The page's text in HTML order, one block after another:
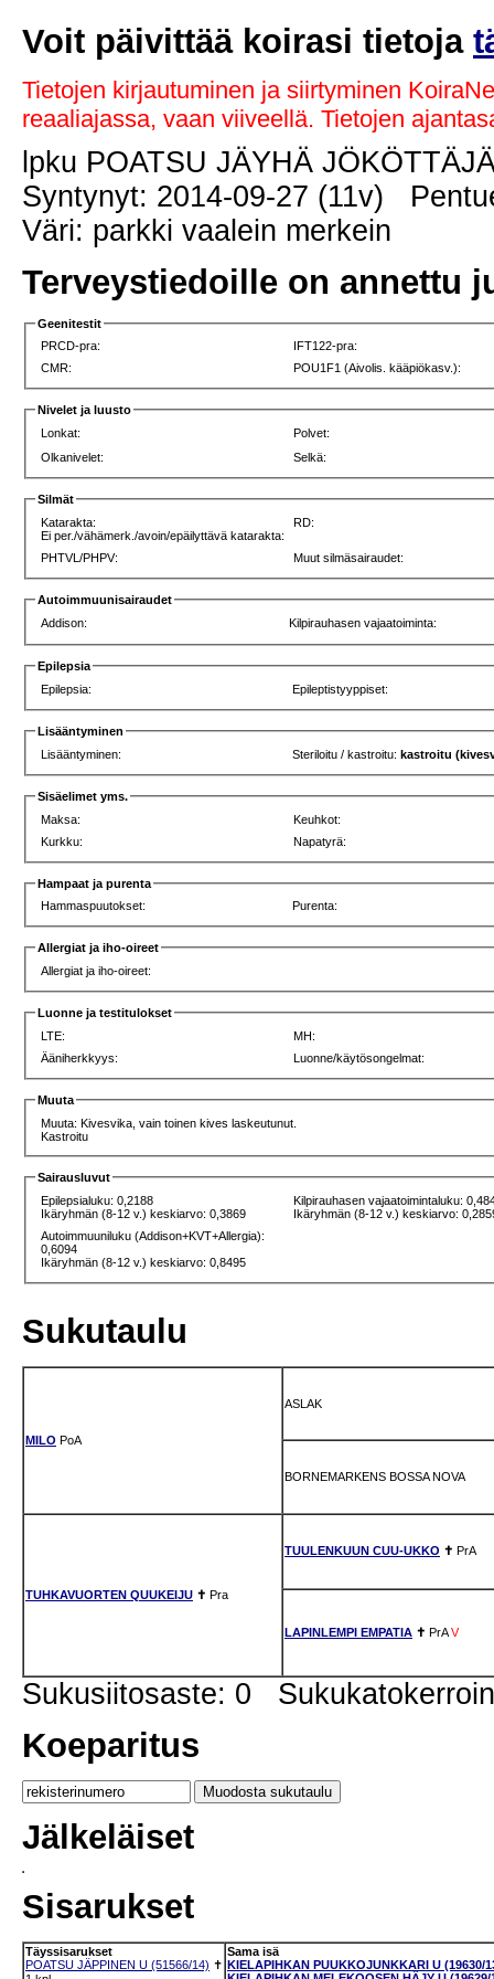
Voit päivittää koirasi tietoja
Tietojen kirjautuminen ja siirtyminen
reaaliajassa, vaan viiveellä. Tietojen
lpku POATSU JÄYHÄ
Syntynyt: 2014-09-27 (11v)
Väri: parkki vaalein merkein
Terveystiedoille on annettu
Geenitestit
PRCD-pra:
IFT122-pra:
CMR:
POU1F1 (Aivolis. kääpiökasv.):
Nivelet ja luusto
Lonkat:
Polvet:
Olkanivelet:
Selkä:
Silmät
Katarakta:
Ei per./vähämerk./avoin/epäilyttävä katarakta:
RD:
PHTVL/PHPV: Muut silmäsairaudet:
Autoimmuunisairaudet
Addison:
Kilpirauhasen vajaatoiminta:
Epilepsia
Epilepsia:
Epileptistyyppiset:
Lisääntyminen
Lisääntyminen:
Steriloitu / kastroitu:kastroitu
Sisäelimet yms.
Maksa:
Keuhkot:
Kurkku:
Napatyrä:
Hampaat ja purenta
Hammaspuutokset:
Purenta:
Allergiat ja iho-oireet
Allergiat ja iho-oireet:
Luonne ja testitulokset
LTE:
MH:
Ääniherkkyys:
Luonne/käytösongelmat:
Muuta
Muuta: Kivesvika, vain toinen kives laskeutunut.
Kastroitu
Sairausluvut
Epilepsialuku: 0,2188
Ikäryhmän (8-12 v.) keskiarvo: 0,3869
Kilpirauhasen vajaatoimintaluku:
Ikäryhmän (8-12 v.) keskiarvo:
Autoimmuuniluku (Addison+KVT+Allergia):
0,6094
Ikäryhmän (8-12 v.) keskiarvo: 0,8495
Sukutaulu
MILO PoA
ASLAK
BORNEMARKENS BOSSA NOVA
TUHKAVUORTEN QUUKEIJU ✝ Pra
TUULENKUUN CUU-UKKO ✝ PrA
LAPINLEMPI EMPATIA ✝ PrA V
Sukusiitosaste: 0
Koeparitus
Jälkeläiset
Sisarukset
Täyssisarukset
POATSU JÄPPINEN U (51566/14) ✝
Sama isä
KIELAPIHKAN PUUKKOJUNKKARI U (19630/